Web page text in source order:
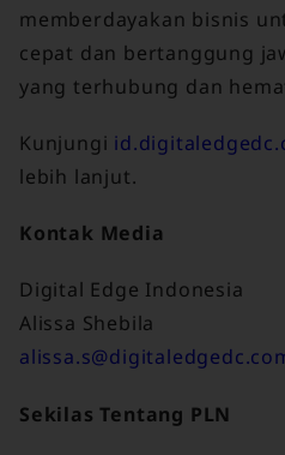
memberdayakan bisnis
cepat dan bertanggung
yang terhubung dan
Kunjungi
lebih lanjut.
Kontak Media
Digital Edge Indonesia
Alissa Shebila
Sekilas Tentang PLN